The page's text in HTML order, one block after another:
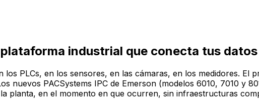
plataforma industrial que conecta tus
PLCs, en los sensores, en las cámaras, en los medidores. El
nuevos PACSystems IPC de Emerson (modelos 6010, 7010 y
planta, en el momento en que ocurren, sin infraestructuras